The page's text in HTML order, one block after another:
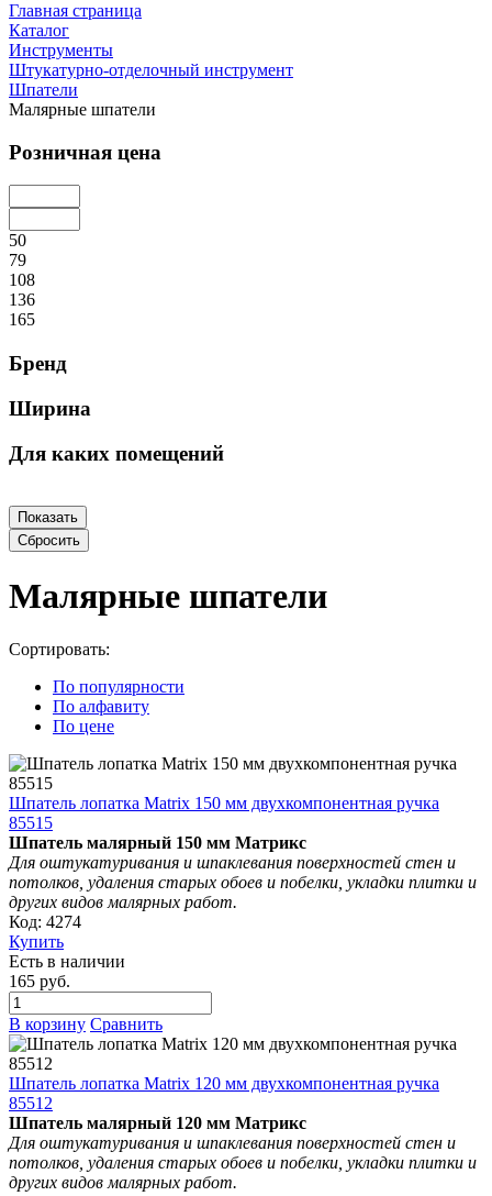
Главная страница
Каталог
Инструменты
Штукатурно-отделочный инструмент
Шпатели
Малярные шпатели
Розничная цена
50
79
108
136
165
Бренд
Ширина
Для каких помещений
Малярные шпатели
Сортировать:
По популярности
По алфавиту
По цене
Шпатель лопатка Matrix 150 мм двухкомпонентная ручка
85515
Шпатель малярный 150 мм Матрикс
Для оштукатуривания и шпаклевания поверхностей стен и
потолков, удаления старых обоев и побелки, укладки плитки и
других видов малярных работ.
Код: 4274
Купить
Есть в наличии
165 руб.
В корзину Сравнить
Шпатель лопатка Matrix 120 мм двухкомпонентная ручка
85512
Шпатель малярный 120 мм Матрикс
Для оштукатуривания и шпаклевания поверхностей стен и
потолков, удаления старых обоев и побелки, укладки плитки и
других видов малярных работ.